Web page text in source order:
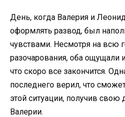
День, когда Валерия и
оформлять развод, был
чувствами. Несмотря на всю
разочарования, оба ощущали
что скоро все закончится.
последнего верил, что
этой ситуации, получив
Валерии.